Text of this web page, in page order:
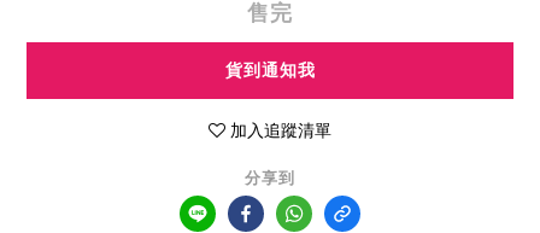
售完
貨到通知我
加入追蹤清單
分享到